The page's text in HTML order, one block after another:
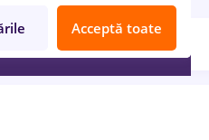
Relevanță
Acceptă toate